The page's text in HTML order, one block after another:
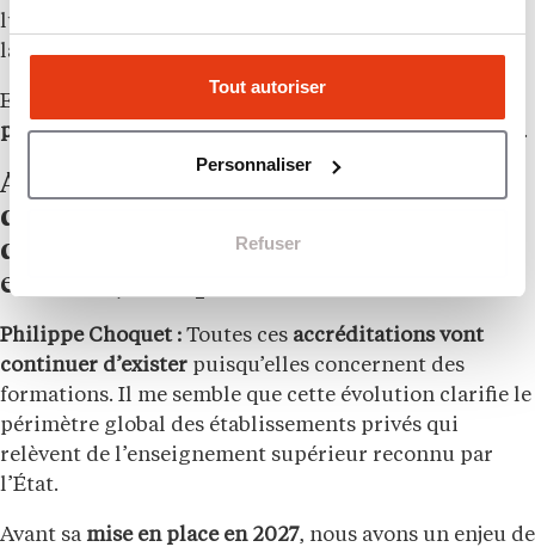
Tout autoriser
Personnaliser
Refuser
lucratif – CCI, fondation, alumni – alors la
labellisation devrait être simple.
En revanche, s’il y a un
parmi les actionnaires, il faudra poser des conditions.
Avec ce système de premier et
deuxième cercles, les accréditations
délivrées par la CTI, la CEFDG sont-
elles toujours pertinentes ?
Philippe Choquet : Toutes ces accréditations vont
continuer d’exister puisqu’elles concernent des
formations. Il me semble que cette évolution clarifie le
périmètre global des établissements privés qui
relèvent de l’enseignement supérieur reconnu par
l’État.
Avant sa mise en place en 2027, nous avons un enjeu de